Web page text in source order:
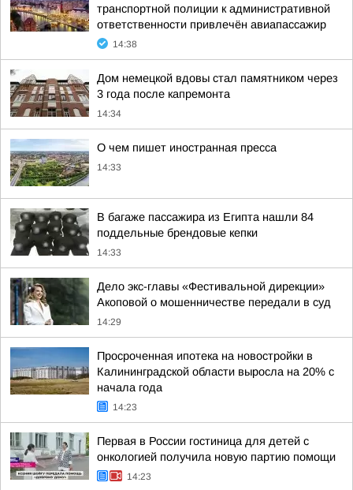
транспортной полиции к административной
ответственности привлечён авиапассажир
14:38
Дом немецкой вдовы стал памятником через
3 года после капремонта
14:34
О чем пишет иностранная пресса
14:33
В багаже пассажира из Египта нашли 84
поддельные брендовые кепки
14:33
Дело экс-главы «Фестивальной дирекции»
Акоповой о мошенничестве передали в суд
14:29
Просроченная ипотека на новостройки в
Калининградской области выросла на 20% с
начала года
14:23
Первая в России гостиница для детей с
онкологией получила новую партию помощи
14:23